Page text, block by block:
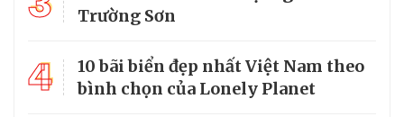
Trường Sơn
4
10 bãi biển đẹp nhất Việt Nam theo
bình chọn của Lonely Planet